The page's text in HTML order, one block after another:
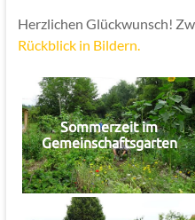
Herzlichen Glückwunsch!
Rückblick in Bildern.
Sommerzeit im
Gemeinschaftsgarten